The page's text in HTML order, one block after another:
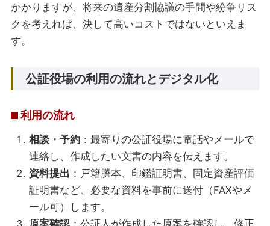
かかりますが、将来の遺産分割協議の手間や紛争リス
クを考えれば、決して高いコストではないといえま
す。
公証役場の利用の流れとデジタル化
利用の流れ
相談・予約 ：最寄りの公証役場に電話やメールで
連絡し、作成したい文書の内容を伝えます。
資料提出 ：戸籍謄本、印鑑証明書、固定資産評価
証明書など、必要な資料を事前に送付（FAXやメ
ール可）します。